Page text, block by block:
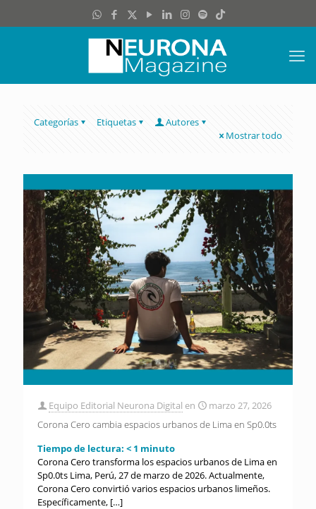
Categorías Etiquetas
Autores
Mostrar todo
Equipo Editorial Neurona Digital en
marzo 27, 2026
Corona Cero cambia espacios urbanos de Lima en Sp0.0ts
Tiempo de lectura: < 1 minuto
Corona Cero transforma los espacios urbanos de Lima en
Sp0.0ts Lima, Perú, 27 de marzo de 2026. Actualmente,
Corona Cero convirtió varios espacios urbanos limeños.
Específicamente, […]